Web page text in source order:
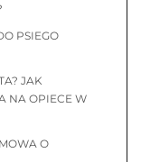
PSIEGO
JAK
NA OPIECE W
O